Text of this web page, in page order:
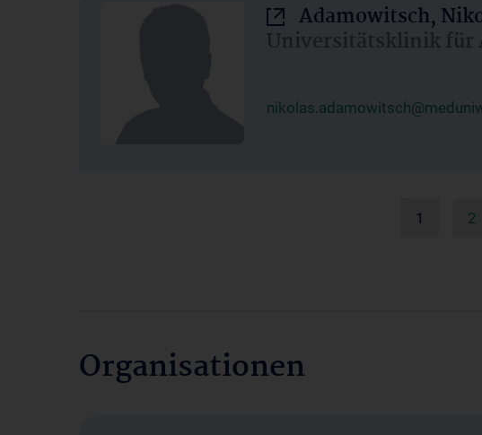
Adamowitsch,
Universitätsklinik für
1 2
Organisationen